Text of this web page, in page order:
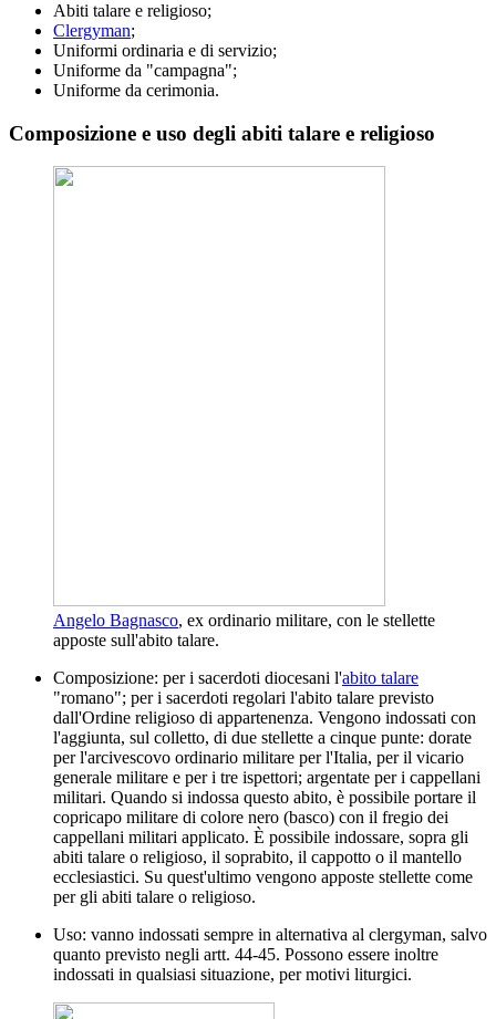
Abiti talare e religioso;
Clergyman;
Uniformi ordinaria e di servizio;
Uniforme da "campagna";
Uniforme da cerimonia.
Composizione e uso degli abiti talare e religioso
Angelo Bagnasco, ex ordinario militare, con le stellette
apposte sull'abito talare.
Composizione: per i sacerdoti diocesani l'abito talare
"romano"; per i sacerdoti regolari l'abito talare previsto
dall'Ordine religioso di appartenenza. Vengono indossati con
l'aggiunta, sul colletto, di due stellette a cinque punte: dorate
per l'arcivescovo ordinario militare per l'Italia, per il vicario
generale militare e per i tre ispettori; argentate per i cappellani
militari. Quando si indossa questo abito, è possibile portare il
copricapo militare di colore nero (basco) con il fregio dei
cappellani militari applicato. È possibile indossare, sopra gli
abiti talare o religioso, il soprabito, il cappotto o il mantello
ecclesiastici. Su quest'ultimo vengono apposte stellette come
per gli abiti talare o religioso.
Uso: vanno indossati sempre in alternativa al clergyman, salvo
quanto previsto negli artt. 44-45. Possono essere inoltre
indossati in qualsiasi situazione, per motivi liturgici.